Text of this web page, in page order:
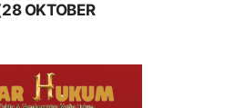
OKTOBER